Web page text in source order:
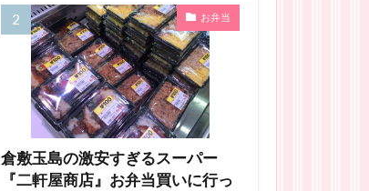
お弁当
倉敷玉島の激安すぎるスーパー
『二軒屋商店』お弁当買いに行っ